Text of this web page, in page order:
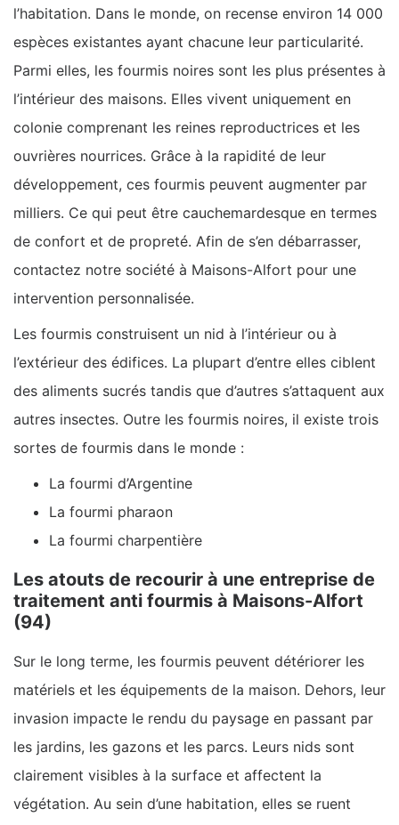
l’habitation. Dans le monde, on recense environ 14 000
espèces existantes ayant chacune leur particularité.
Parmi elles, les fourmis noires sont les plus présentes à
l’intérieur des maisons. Elles vivent uniquement en
colonie comprenant les reines reproductrices et les
ouvrières nourrices. Grâce à la rapidité de leur
développement, ces fourmis peuvent augmenter par
milliers. Ce qui peut être cauchemardesque en termes
de confort et de propreté. Afin de s’en débarrasser,
contactez notre société à Maisons-Alfort pour une
intervention personnalisée.
Les fourmis construisent un nid à l’intérieur ou à
l’extérieur des édifices. La plupart d’entre elles ciblent
des aliments sucrés tandis que d’autres s’attaquent aux
autres insectes. Outre les fourmis noires, il existe trois
sortes de fourmis dans le monde :
La fourmi d’Argentine
La fourmi pharaon
La fourmi charpentière
Les atouts de recourir à une entreprise de
traitement anti fourmis à Maisons-Alfort
(94)
Sur le long terme, les fourmis peuvent détériorer les
matériels et les équipements de la maison. Dehors, leur
invasion impacte le rendu du paysage en passant par
les jardins, les gazons et les parcs. Leurs nids sont
clairement visibles à la surface et affectent la
végétation. Au sein d’une habitation, elles se ruent